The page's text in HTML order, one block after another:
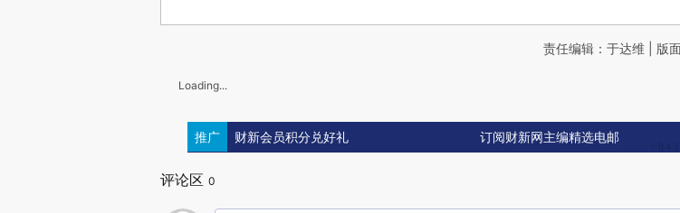
责任编辑：于达维 | 版
Loading...
推广 财新会员积分兑好礼 订阅财新网主编精选电邮
评论区 0